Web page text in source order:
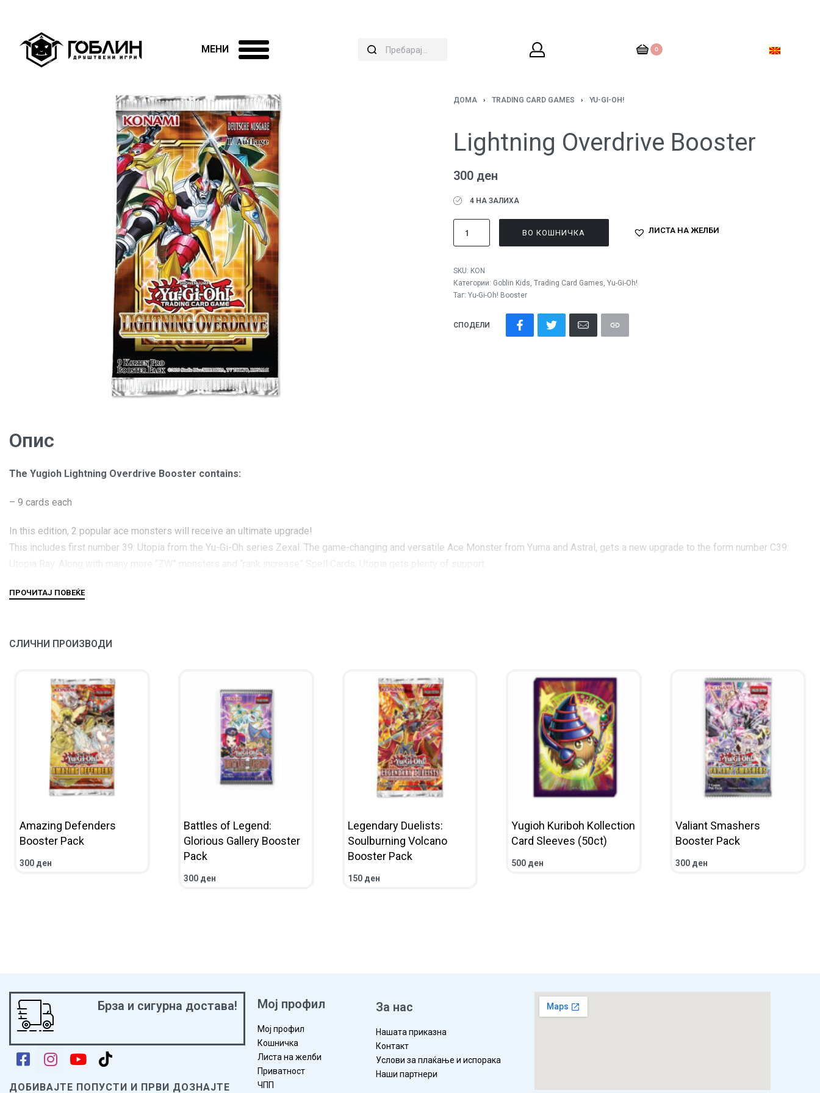
0
ДОМА › TRADING CARD GAMES › YU-GI-OH!
Lightning Overdrive Booster
300 ден
4 НА ЗАЛИХА
ВО КОШНИЧКА ЛИСТА НА ЖЕЛБИ
SKU: KON
Категории: Goblin Kids, Trading Card Games, Yu-Gi-Oh!
Таг: Yu-Gi-Oh! Booster
СПОДЕЛИ
Опис
The Yugioh Lightning Overdrive Booster contains:
– 9 cards each
In this edition, 2 popular ace monsters will receive an ultimate upgrade!
This includes first number 39: Utopia from the Yu-Gi-Oh series Zexal. The game-changing and versatile Ace Monster from Yuma and Astral, gets a new upgrade to the form number C39:
Utopia Ray. Along with many more “ZW” monsters and “rank increase” Spell Cards, Utopia gets plenty of support.
Akiza’s Black Rose Dragon will also receive a brand new upgrade. More cards will be released to get the dragon on the field faster and more efficiently through Synchro Summoning
СЛИЧНИ ПРОИЗВОДИ
Amazing Defenders
Booster Pack
300 ден
Battles of Legend:
Glorious Gallery Booster
Pack
300 ден
Legendary Duelists:
Soulburning Volcano
Booster Pack
150 ден
Yugioh Kuriboh Kollection
Card Sleeves (50ct)
500 ден
Valiant Smashers
Booster Pack
300 ден
Брза и сигурна достава!
ДОБИВАЈТЕ ПОПУСТИ И ПРВИ ДОЗНАЈТЕ
Мој профил
Мој профил
Кошничка
Листа на желби
Приватност
ЧПП
За нас
Нашата приказна
Контакт
Услови за плаќање и испорака
Наши партнери